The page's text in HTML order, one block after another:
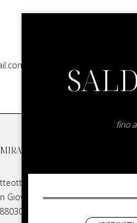
91
Giovanni in Fiore Italia
fino